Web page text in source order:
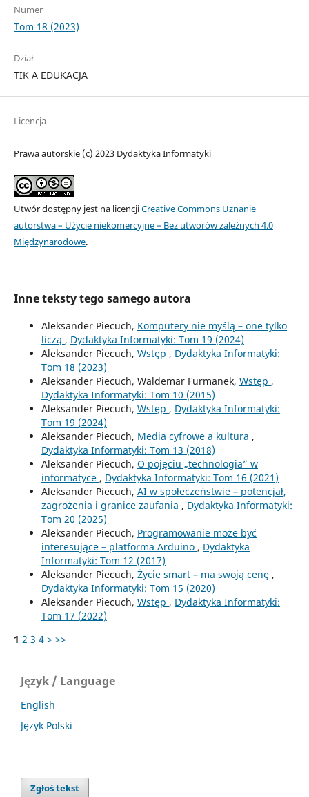
Numer
Tom 18 (2023)
Dział
TIK A EDUKACJA
Licencja
Prawa autorskie (c) 2023 Dydaktyka Informatyki
Utwór dostępny jest na licencjiCreative Commons Uznanie
autorstwa – Użycie niekomercyjne – Bez utworów zależnych 4.0
Międzynarodowe.
Inne teksty tego samego autora
Aleksander Piecuch, Komputery nie myślą – one tylko
liczą , Dydaktyka Informatyki: Tom 19 (2024)
Aleksander Piecuch, Wstęp , Dydaktyka Informatyki:
Tom 18 (2023)
Aleksander Piecuch, Waldemar Furmanek, Wstęp ,
Dydaktyka Informatyki: Tom 10 (2015)
Aleksander Piecuch, Wstęp , Dydaktyka Informatyki:
Tom 19 (2024)
Aleksander Piecuch, Media cyfrowe a kultura ,
Dydaktyka Informatyki: Tom 13 (2018)
Aleksander Piecuch, O pojęciu „technologia” w
informatyce , Dydaktyka Informatyki: Tom 16 (2021)
Aleksander Piecuch, AI w społeczeństwie – potencjał,
zagrożenia i granice zaufania , Dydaktyka Informatyki:
Tom 20 (2025)
Aleksander Piecuch, Programowanie może być
interesujące – platforma Arduino , Dydaktyka
Informatyki: Tom 12 (2017)
Aleksander Piecuch, Życie smart – ma swoją cenę ,
Dydaktyka Informatyki: Tom 15 (2020)
Aleksander Piecuch, Wstęp , Dydaktyka Informatyki:
Tom 17 (2022)
1 2 3 4 > >>
Język / Language
English
Język Polski
Zgłoś tekst